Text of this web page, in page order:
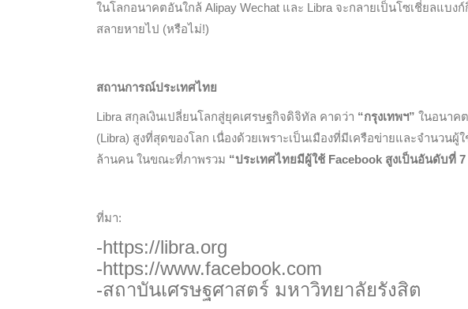
ในโลกอนาคตอันใกล้ Alipay Wechat และ Libra จะกลายเป็นโซเชี่ยลแบ
สลายหายไป (หรือไม่!)
สถานการณ์ประเทศไทย
Libra สกุลเงินเปลี่ยนโลกสู่ยุคเศรษฐกิจดิจิทัล คาดว่า “กรุงเทพฯ” ในอนาค
(Libra) สูงที่สุดของโลก เนื่องด้วยเพราะเป็นเมืองที่มีเครือข่ายและจำนวน
ล้านคน ในขณะที่ภาพรวม “ประเทศไทยมีผู้ใช้ Facebook สูงเป็นอันดับที่
ที่มา:
-https://libra.org
-https://www.facebook.com
-สถาบันเศรษฐศาสตร์ มหาวิทยาลัยรังสิต